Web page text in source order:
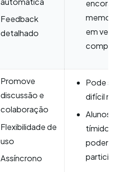
Feedback
detalhado
em vez
Promove
discussão e
colaboração
Flexibilidade de
uso
Assíncrono
Pode
difícil
Alunos
tímidos
podem